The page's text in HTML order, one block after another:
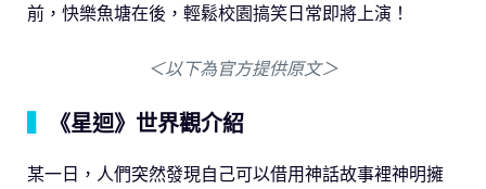
前，快樂魚塘在後，輕鬆校園搞笑日常即將上演！
＜以下為官方提供原文＞
《星迴》世界觀介紹
某一日，人們突然發現自己可以借用神話故事裡神明擁